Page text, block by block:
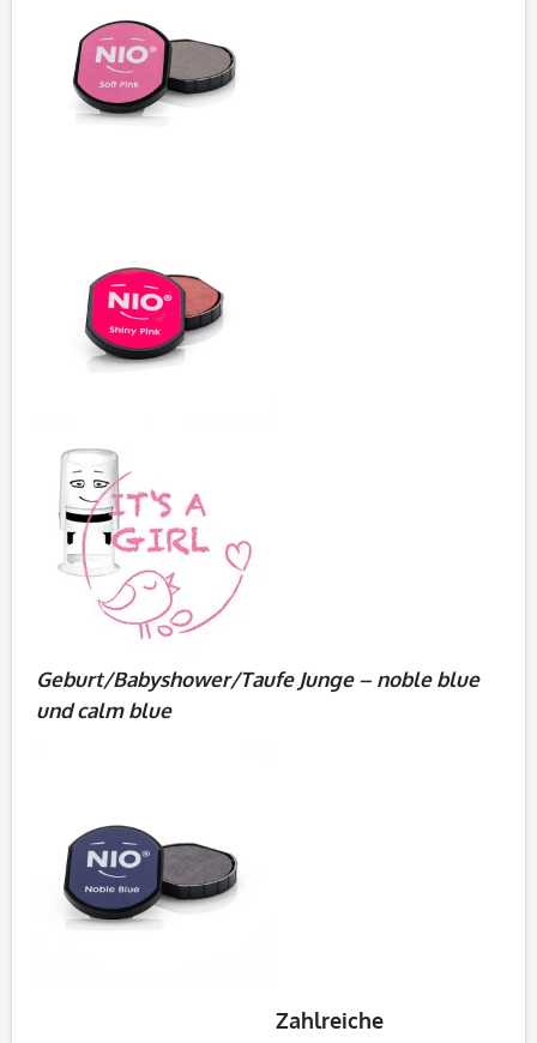
Geburt/Babyshower/Taufe Junge – noble blue
und calm blue
Zahlreiche